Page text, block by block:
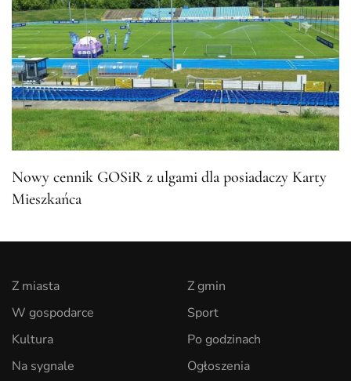
Nowy cennik GOSiR z ulgami dla posiadaczy Karty
Mieszkańca
Z miasta
W gospodarce
Kultura
Na sygnale
Z gmin
Sport
Po godzinach
Ogłoszenia